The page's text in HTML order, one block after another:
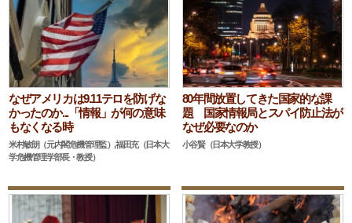
なぜアメリカは9.11テロを防げな
かったのか...「情報」が何の意味
もなくなる時
米村敏朗（元内閣危機管理監）,福田充（日本大
学危機管理学部長・教授）
80年間放置してきた国家的な課
題 国家情報局とスパイ防止法が
なぜ必要なのか
小谷賢（日本大学教授）